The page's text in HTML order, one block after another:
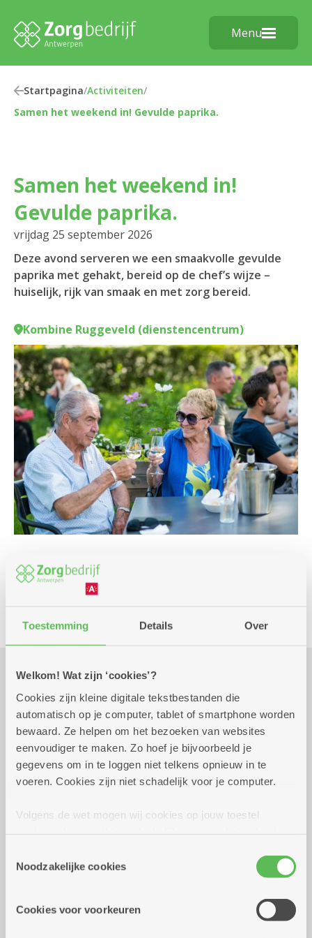
Toestemming Details Over
Welkom! Wat zijn ‘cookies’?
Cookies zijn kleine digitale tekstbestanden die
automatisch op je computer, tablet of smartphone worden
bewaard. Ze helpen om het bezoeken van websites
eenvoudiger te maken. Zo hoef je bijvoorbeeld je
gegevens om in te loggen niet telkens opnieuw in te
voeren. Cookies zijn niet schadelijk voor je computer.
Volgens de wet mogen wij cookies op jouw toestel
cookies hebben we jouw toestemming nodig. Sommige
cookies worden geplaatst door derde partijen die een
informatie over jouw (geanonimiseerd) gebruik van onze
Noodzakelijke cookies
Cookies voor voorkeuren
Menu
Startpagina/Activiteiten/
Samen het weekend in! Gevulde paprika.
Samen het weekend in!
Gevulde paprika.
vrijdag 25 september 2026
Deze avond serveren we een smaakvolle gevulde
paprika met gehakt, bereid op de chef’s wijze –
huiselijk, rijk van smaak en met zorg bereid.
Kombine Ruggeveld (dienstencentrum)
Eropuit
Praktisch
vrijdag 25 september
2026
16.00 uur tot 19.00
uur
15 euro
Eten tussen 16 uur en 19 uur
Kombine Ruggeveld (dienstencentrum)
2100 Deurne